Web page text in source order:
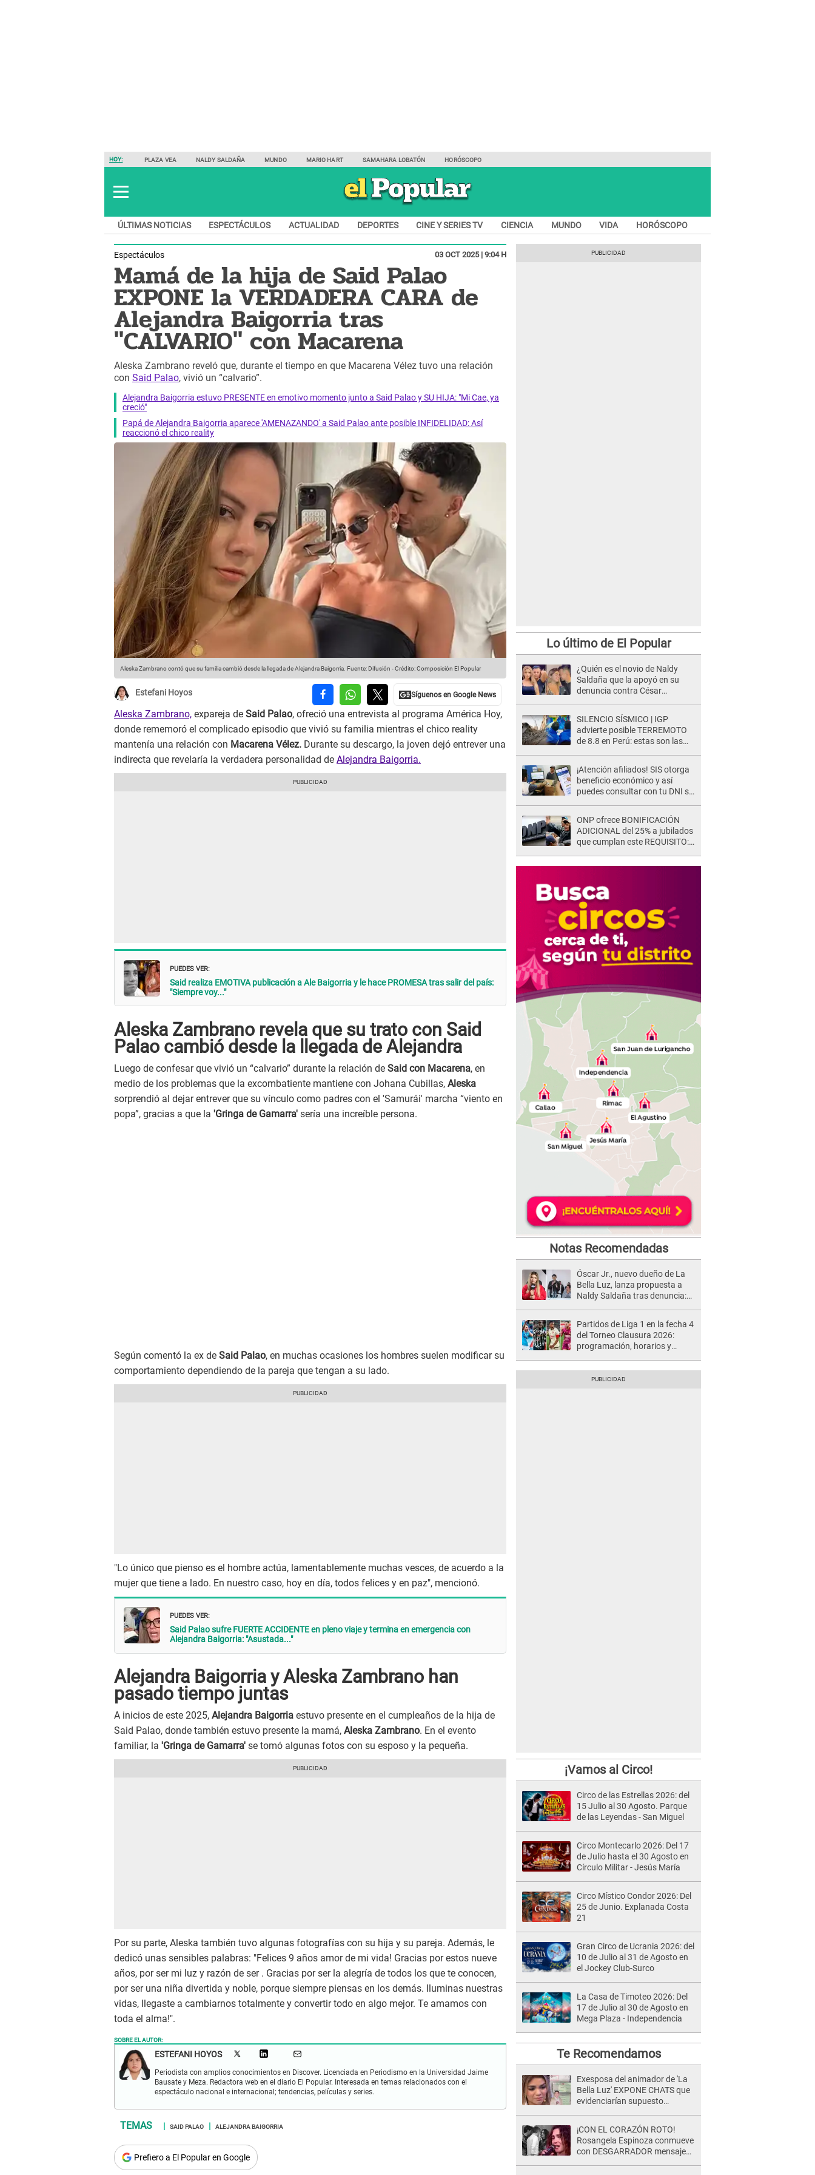
HOY: PLAZA VEA NALDY SALDAÑA MUNDO MARIO HART SAMAHARA LOBATÓN HORÓSCOPO
ÚLTIMAS NOTICIAS ESPECTÁCULOS ACTUALIDAD DEPORTES CINE Y SERIES TV CIENCIA MUNDO VIDA HORÓSCOPO
Espectáculos 03 OCT 2025 | 9:04 H
Mamá de la hija de Said Palao
EXPONE la VERDADERA CARA de
Alejandra Baigorria tras
"CALVARIO" con Macarena
Aleska Zambrano reveló que, durante el tiempo en que Macarena Vélez tuvo una relación
con Said Palao, vivió un “calvario”.
Alejandra Baigorria estuvo PRESENTE en emotivo momento junto a Said Palao y SU HIJA: "Mi Cae, ya
creció"
Papá de Alejandra Baigorria aparece 'AMENAZANDO' a Said Palao ante posible INFIDELIDAD: Así
reaccionó el chico reality
Aleska Zambrano contó que su familia cambió desde la llegada de Alejandra Baigorria. Fuente: Difusión -Crédito: Composición El Popular
Estefani Hoyos
Aleska Zambrano, expareja de Said Palao, ofreció una entrevista al programa América Hoy,
donde rememoró el complicado episodio que vivió su familia mientras el chico reality
mantenía una relación con Macarena Vélez. Durante su descargo, la joven dejó entrever una
indirecta que revelaría la verdadera personalidad de Alejandra Baigorria.
PUEDES VER:
Said realiza EMOTIVA publicación a Ale Baigorria y le hace PROMESA tras salir del país:
"Siempre voy..."
Aleska Zambrano revela que su trato con Said
Palao cambió desde la llegada de Alejandra
Luego de confesar que vivió un “calvario” durante la relación de Said con Macarena, en
medio de los problemas que la excombatiente mantiene con Johana Cubillas, Aleska
sorprendió al dejar entrever que su vínculo como padres con el 'Samurái' marcha “viento en
popa”, gracias a que la 'Gringa de Gamarra' sería una increíble persona.
Según comentó la ex de Said Palao, en muchas ocasiones los hombres suelen modificar su
comportamiento dependiendo de la pareja que tengan a su lado.
"Lo único que pienso es el hombre actúa, lamentablemente muchas vesces, de acuerdo a la
mujer que tiene a lado. En nuestro caso, hoy en día, todos felices y en paz", mencionó.
PUEDES VER:
Said Palao sufre FUERTE ACCIDENTE en pleno viaje y termina en emergencia con
Alejandra Baigorria: "Asustada..."
Alejandra Baigorria y Aleska Zambrano han
pasado tiempo juntas
A inicios de este 2025, Alejandra Baigorria estuvo presente en el cumpleaños de la hija de
Said Palao, donde también estuvo presente la mamá, Aleska Zambrano. En el evento
familiar, la 'Gringa de Gamarra' se tomó algunas fotos con su esposo y la pequeña.
Por su parte, Aleska también tuvo algunas fotografías con su hija y su pareja. Además, le
dedicó unas sensibles palabras: "Felices 9 años amor de mi vida! Gracias por estos nueve
años, por ser mi luz y razón de ser . Gracias por ser la alegría de todos los que te conocen,
por ser una niña divertida y noble, porque siempre piensas en los demás. Iluminas nuestras
vidas, llegaste a cambiarnos totalmente y convertir todo en algo mejor. Te amamos con
toda el alma!".
SOBRE EL AUTOR:
ESTEFANI HOYOS
Periodista con amplios conocimientos en Discover. Licenciada en Periodismo en la Universidad Jaime
Bausate y Meza. Redactora web en el diario El Popular. Interesada en temas relacionados con el
espectáculo nacional e internacional; tendencias, películas y series.
SAID PALAO ALEJANDRA BAIGORRIA
Prefiero a El Popular en Google
Lo último de El Popular
¿Quién es el novio de Naldy
Saldaña que la apoyó en su
denuncia contra César
de 'La Bella Luz'?
SILENCIO SÍSMICO | IGP
advierte posible TERREMOTO
de 8.8 en Perú: estas son las
¡Atención afiliados! SIS otorga
beneficio económico y así
puedes consultar con tu DNI si
ONP ofrece BONIFICACIÓN
ADICIONAL del 25% a jubilados
que cumplan este REQUISITO:
Notas Recomendadas
Óscar Jr., nuevo dueño de La
Bella Luz, lanza propuesta a
Naldy Saldaña tras denuncia:
Partidos de Liga 1 en la fecha 4
del Torneo Clausura 2026:
programación, horarios y
¡Vamos al Circo!
Circo de las Estrellas 2026: del
15 Julio al 30 Agosto. Parque
de las Leyendas - San Miguel
Circo Montecarlo 2026: Del 17
de Julio hasta el 30 Agosto en
Círculo Militar - Jesús María
Circo Místico Condor 2026: Del
25 de Junio. Explanada Costa
21
Gran Circo de Ucrania 2026: del
10 de Julio al 31 de Agosto en
el Jockey Club-Surco
La Casa de Timoteo 2026: Del
17 de Julio al 30 de Agosto en
Mega Plaza - Independencia
Te Recomendamos
Exesposa del animador de 'La
Bella Luz' EXPONE CHATS que
evidenciarían supuesto
Saldaña, pese a tener pareja
¡CON EL CORAZÓN ROTO!
Rosangela Espinoza conmueve
con DESGARRADOR mensaje